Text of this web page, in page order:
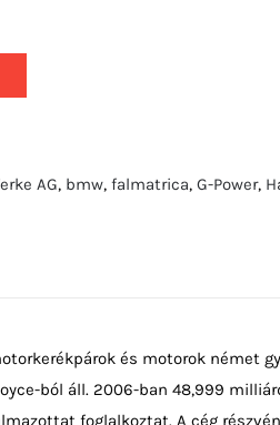
AG, bmw, falmatrica, G-Power,
és motorok német
ból áll. 2006-ban 48,999
foglalkoztat. A cég